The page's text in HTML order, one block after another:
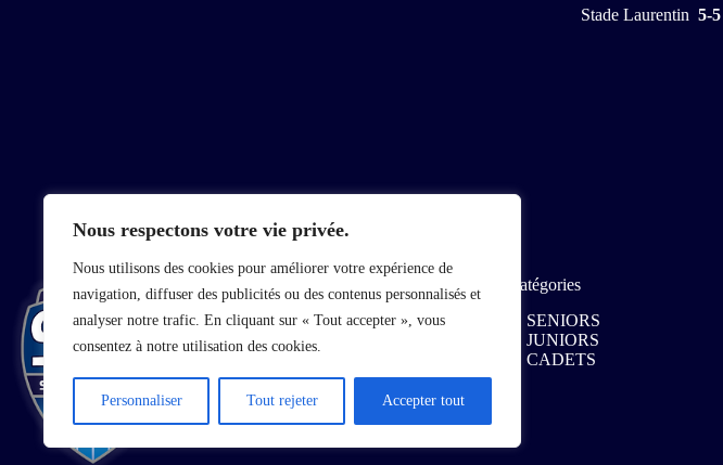
Nous respectons votre vie privée.
Nous utilisons des cookies pour améliorer votre expérience de
navigation, diffuser des publicités ou des contenus personnalisés et
analyser notre trafic. En cliquant sur « Tout accepter », vous
consentez à notre utilisation des cookies.
Personnaliser Tout rejeter Accepter tout
Stade Laurentin 5-5
Le club
MOT DU
PRESIDENT
PARTENAIRES
Les catégories
SENIORS
JUNIORS
CADETS